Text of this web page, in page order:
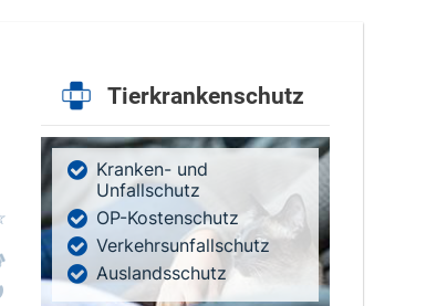
Tierkrankenschutz
Kranken- und
Unfallschutz
OP-Kostenschutz
Verkehrsunfallschutz
Auslandsschutz